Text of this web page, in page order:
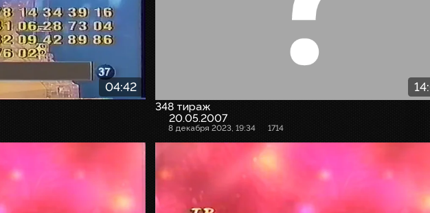
04:42
348 тираж
20.05.2007
8 декабря 2023, 19:34 1714